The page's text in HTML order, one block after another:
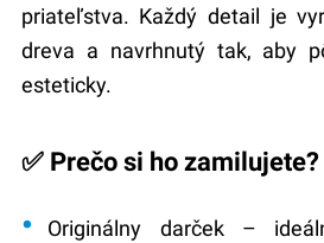
priateľstva. Každý detail je
dreva a navrhnutý tak, aby
esteticky.
✅ Prečo si ho zamilujete?
Originálny darček–